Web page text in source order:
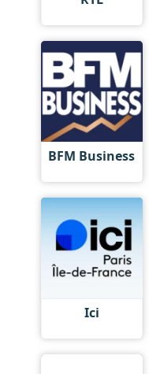
BFM Business
Ici